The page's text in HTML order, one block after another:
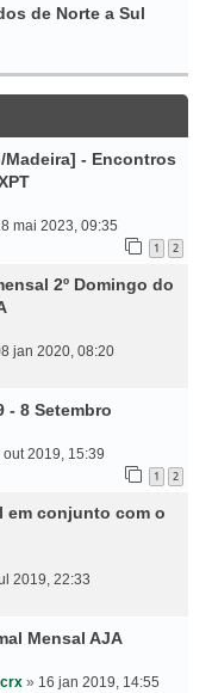
de Norte a Sul
- Encontros
mai 2023, 09:35
1 2
2º Domingo do
jan 2020, 08:20
- 8 Setembro
out 2019, 15:39
1 2
em conjunto com o
2019, 22:33
Mensal AJA
» 16 jan 2019, 14:55